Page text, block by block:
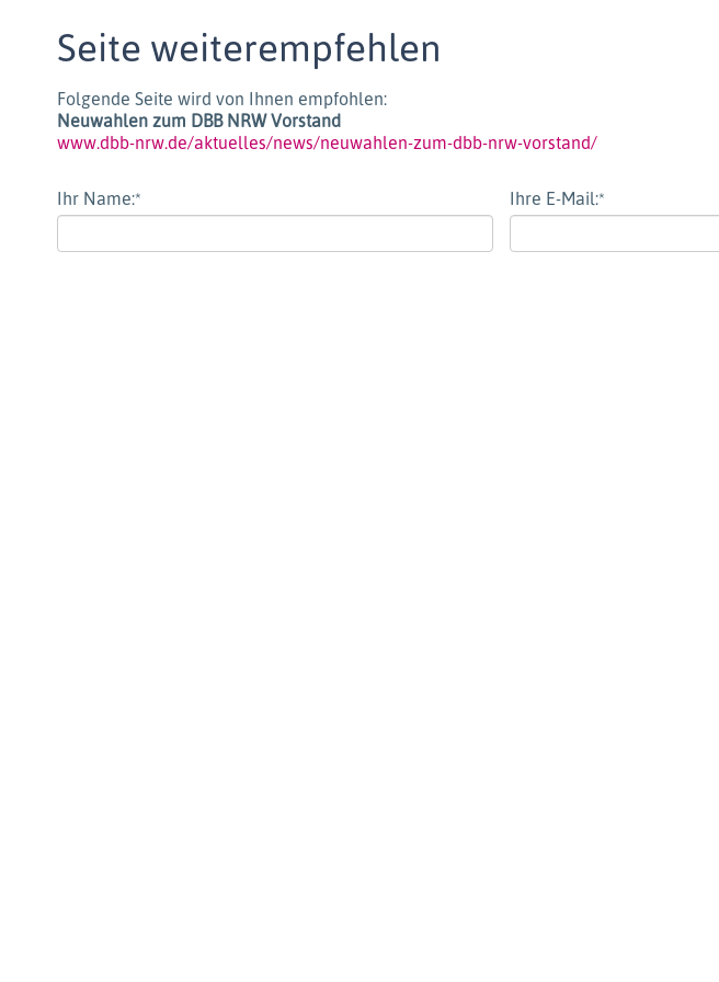
Seite weiterempfehlen
Folgende Seite wird von Ihnen empfohlen:
Neuwahlen zum DBB NRW Vorstand
www.dbb-nrw.de/aktuelles/news/neuwahlen-zum-dbb-nrw-vorstand/
Ihr Name:* Ihre E-Mail:*